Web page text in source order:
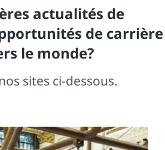
actualités de
de
le monde?
sites ci-dessous.